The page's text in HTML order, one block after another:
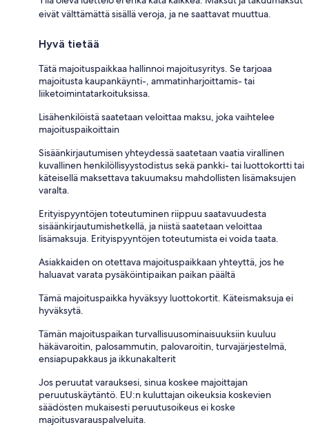
eivät välttämättä sisällä veroja, ja ne saattavat muuttua.
Hyvä tietää
Tätä majoituspaikkaa hallinnoi majoitusyritys. Se tarjoaa
majoitusta kaupankäynti-, ammatinharjoittamis- tai
liiketoimintatarkoituksissa.
Lisähenkilöistä saatetaan veloittaa maksu, joka vaihtelee
majoituspaikoittain
Sisäänkirjautumisen yhteydessä saatetaan vaatia virallinen
kuvallinen henkilöllisyystodistus sekä pankki- tai luottokortti tai
käteisellä maksettava takuumaksu mahdollisten lisämaksujen
varalta.
Erityispyyntöjen toteutuminen riippuu saatavuudesta
sisäänkirjautumishetkellä, ja niistä saatetaan veloittaa
lisämaksuja. Erityispyyntöjen toteutumista ei voida taata.
Asiakkaiden on otettava majoituspaikkaan yhteyttä, jos he
haluavat varata pysäköintipaikan paikan päältä
Tämä majoituspaikka hyväksyy luottokortit. Käteismaksuja ei
hyväksytä.
Tämän majoituspaikan turvallisuusominaisuuksiin kuuluu
häkävaroitin, palosammutin, palovaroitin, turvajärjestelmä,
ensiapupakkaus ja ikkunakalterit
Jos peruutat varauksesi, sinua koskee majoittajan
peruutuskäytäntö. EU:n kuluttajan oikeuksia koskevien
säädösten mukaisesti peruutusoikeus ei koske
majoitusvarauspalveluita.